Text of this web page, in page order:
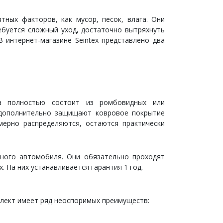
факторов, как мусор, песок, влага. Они
сложный уход, достаточно вытряхнуть
магазине Seintex представлено два
полностью состоит из ромбовидных или
защищают ковровое покрытие
распределяются, остаются практически
автомобиля. Они обязательно проходят
них устанавливается гарантия 1 год.
имеет ряд неоспоримых преимуществ: